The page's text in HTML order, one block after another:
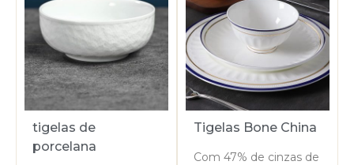
tigelas de
porcelana
Tigelas Bone China
Com 47% de cinzas de